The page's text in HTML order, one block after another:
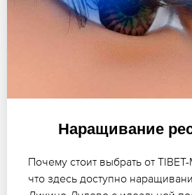
Наращивание
Почему стоит выбрать от
что здесь доступно